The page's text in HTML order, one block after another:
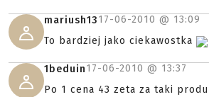
mariush1317-06-2010 @ 13:09
To bardziej jako ciekawostka
1beduin17-06-2010 @ 13:37
Po 1 cena 43 zeta za taki